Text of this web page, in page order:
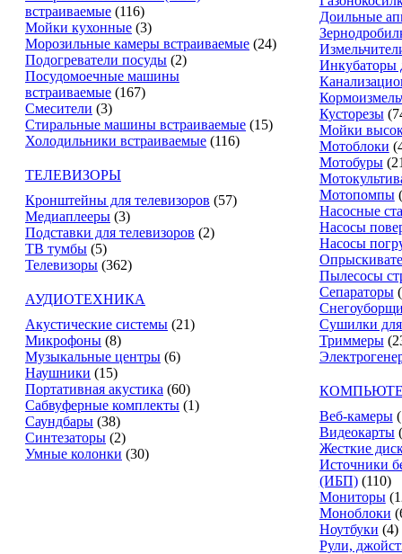
встраиваемые (116)
Мойки кухонные (3)
Морозильные камеры встраиваемые (24)
Подогреватели посуды (2)
Посудомоечные машины
встраиваемые (167)
Смесители (3)
Стиральные машины встраиваемые (15)
Холодильники встраиваемые (116)
ТЕЛЕВИЗОРЫ
Кронштейны для телевизоров (57)
Медиаплееры (3)
Подставки для телевизоров (2)
ТВ тумбы (5)
Телевизоры (362)
АУДИОТЕХНИКА
Акустические системы (21)
Микрофоны (8)
Музыкальные центры (6)
Наушники (15)
Портативная акустика (60)
Сабвуферные комплекты (1)
Саундбары (38)
Синтезаторы (2)
Умные колонки (30)
Доильные
Инкубаторы
Кусторезы
Мойки
Мотоблоки
Мотобуры
Мотопомпы
Насосные
Насосы
Насосы
Пылесосы
Сепараторы
Сушилки
Триммеры
Веб-камеры
Видеокарты
Жесткие
Источники
(ИБП) (110)
Мониторы
Моноблоки
Ноутбуки (4)
Рули,